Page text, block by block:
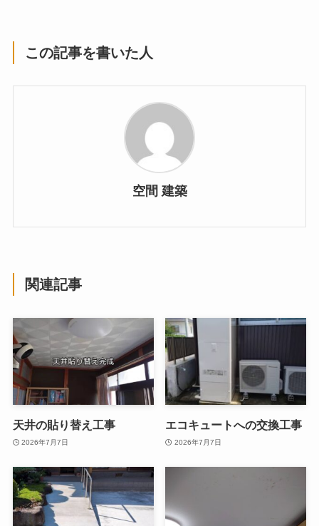
この記事を書いた人
空間 建築
関連記事
天井の貼り替え工事
2026年7月7日
エコキュートへの交換工事
2026年7月7日